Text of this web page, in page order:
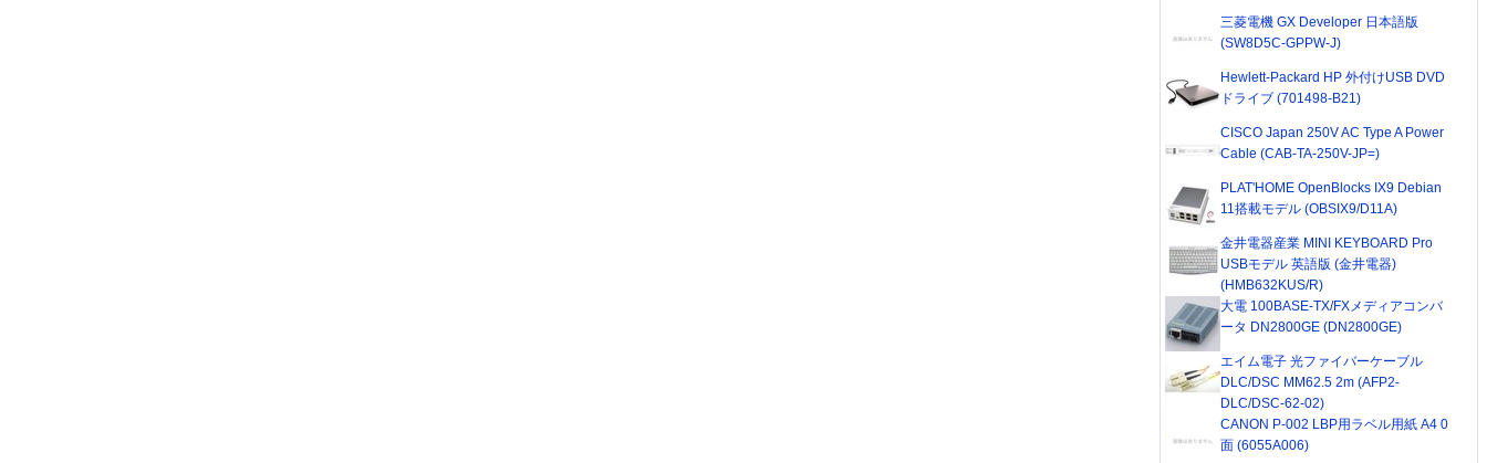
三菱電機 GX Developer 日本語版
(SW8D5C-GPPW-J)
Hewlett-Packard HP 外付けUSB DVD
ドライブ (701498-B21)
CISCO Japan 250V AC Type A Power
Cable (CAB-TA-250V-JP=)
PLAT'HOME OpenBlocks IX9 Debian
11搭載モデル (OBSIX9/D11A)
金井電器産業 MINI KEYBOARD Pro
USBモデル 英語版 (金井電器)
(HMB632KUS/R)
大電 100BASE-TX/FXメディアコンバ
ータ DN2800GE (DN2800GE)
エイム電子 光ファイバーケーブル
DLC/DSC MM62.5 2m (AFP2-
DLC/DSC-62-02)
CANON P-002 LBP用ラベル用紙 A4 0
面 (6055A006)